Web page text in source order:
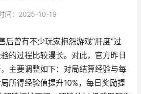
间：2025-10-19
后曾有不少玩家抱怨游戏“肝度”过
的过程比较漫长。对此，官方昨日
主要调整如下：对局结算经验与每
所得经验值提升10%，每日奖励提